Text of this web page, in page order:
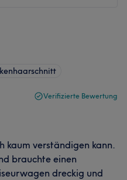
Verifizierte Bewertung
kaum verständigen kann.
brauchte einen
dreckig und